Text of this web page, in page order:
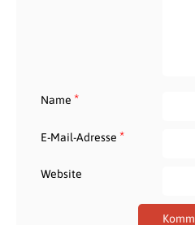
Name *
E-Mail-Adresse *
Website